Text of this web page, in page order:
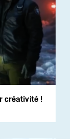
créativité !